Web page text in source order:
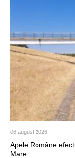
06 august 2026
Apele Române
Mare